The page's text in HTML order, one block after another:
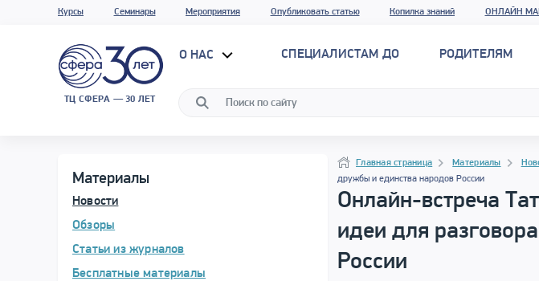
Курсы Семинары Мероприятия Опубликовать статью Копилка знаний ОНЛАЙН
ТЦ СФЕРА — 30 ЛЕТ
О НАС СПЕЦИАЛИСТАМ ДО РОДИТЕЛЯМ
Материалы
Новости
Обзоры
Статьи из журналов
Бесплатные материалы
Программа материала
Навигация
НавигацияГлавная страница Материалы
дружбы и единства народов России
Онлайн-встреча
идеи для
России